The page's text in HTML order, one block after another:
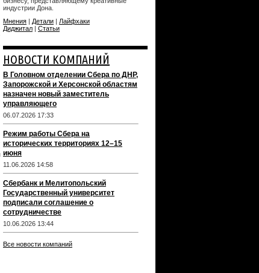
индустрии Дона.
Мнения | Детали | Лайфхаки
Диджитал | Статьи
НОВОСТИ КОМПАНИЙ
В Головном отделении Сбера по ДНР,
Запорожской и Херсонской областям
назначен новый заместитель
управляющего
06.07.2026 17:33
Режим работы Сбера на
исторических территориях 12–15
июня
11.06.2026 14:58
Сбербанк и Мелитопольский
Государственный университет
подписали соглашение о
сотрудничестве
10.06.2026 13:44
Все новости компаний